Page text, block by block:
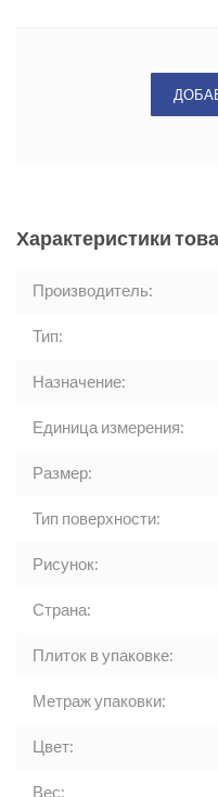
Характеристики
Производитель:
Тип:
Назначение:
Единица измерения:
Размер:
Тип поверхности:
Рисунок:
Страна:
Плиток в упаковке:
Метраж упаковки:
Цвет:
Вес: